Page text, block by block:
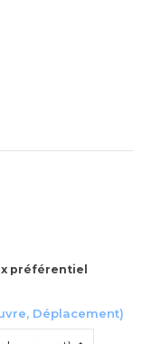
préférentiel
Déplacement)